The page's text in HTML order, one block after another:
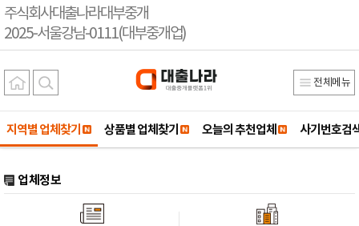
주식회사대출나라대부중개
2025-서울강남-0111(대부중개업)
전체메뉴
지역별 업체찾기 상품별 업체찾기 오늘의 추천업체 사기번호검
업체정보